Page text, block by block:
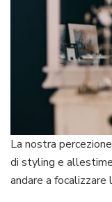
La nostra
di styling e
andare a